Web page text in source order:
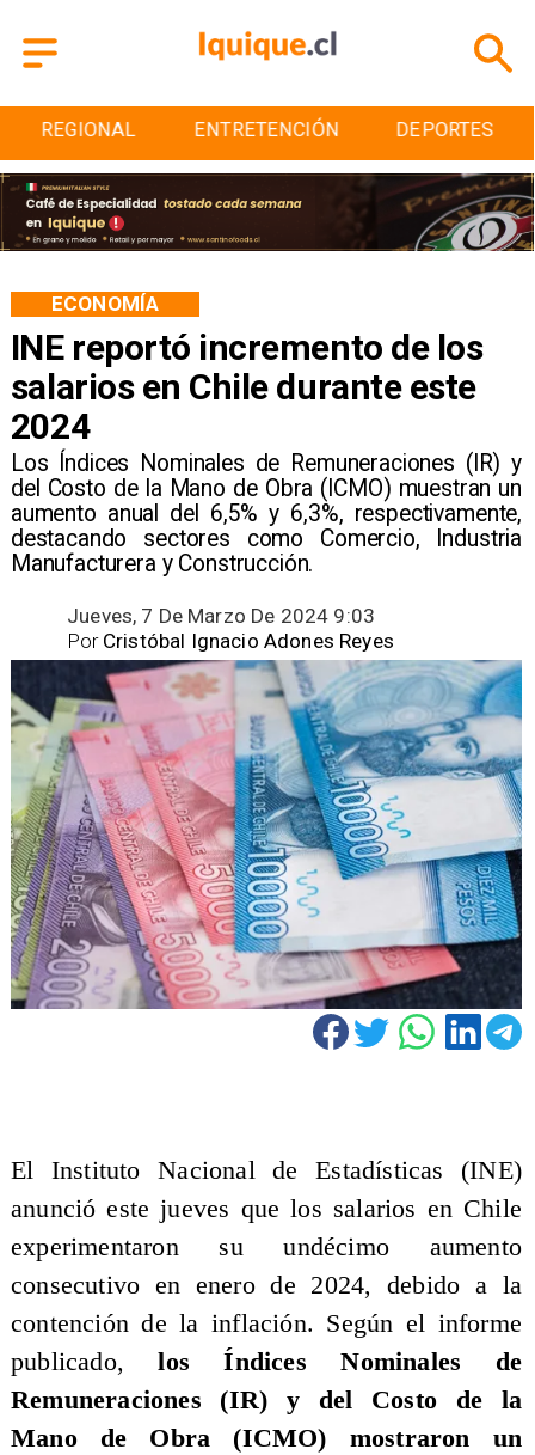
REGIONAL ENTRETENCIÓN DEPORTES
INE reportó incremento de los
salarios en Chile durante este
2024
Los Índices Nominales de Remuneraciones (IR) y
del Costo de la Mano de Obra (ICMO) muestran un
aumento anual del 6,5% y 6,3%, respectivamente,
destacando sectores como Comercio, Industria
Manufacturera y Construcción.
ECONOMÍA
Jueves, 7 De Marzo De 2024 9:03
Cristóbal Ignacio Adones Reyes
Por
​El Instituto Nacional de Estadísticas (INE)
anunció este jueves que los salarios en Chile
experimentaron su undécimo aumento
consecutivo en enero de 2024, debido a la
contención de la inflación. Según el informe
publicado,los Índices Nominales de
Remuneraciones (IR) y del Costo de la
Mano de Obra (ICMO) mostraron un